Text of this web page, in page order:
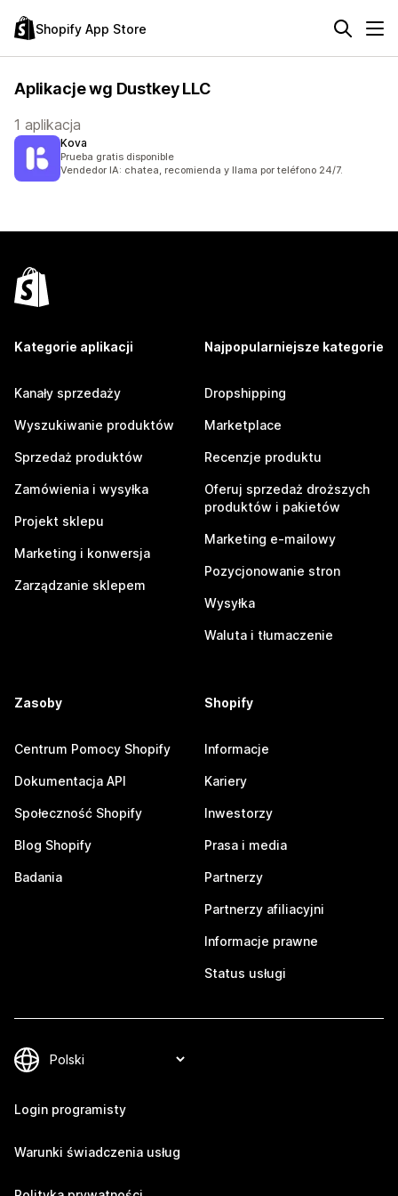
Shopify App Store
Aplikacje wg Dustkey LLC
1 aplikacja
Kova
Prueba gratis disponible
Vendedor IA: chatea, recomienda y llama por teléfono 24/7.
Kategorie aplikacji
Kanały sprzedaży
Wyszukiwanie produktów
Sprzedaż produktów
Zamówienia i wysyłka
Projekt sklepu
Marketing i konwersja
Zarządzanie sklepem
Najpopularniejsze kategorie
Dropshipping
Marketplace
Recenzje produktu
Oferuj sprzedaż droższych
produktów i pakietów
Marketing e-mailowy
Pozycjonowanie stron
Wysyłka
Waluta i tłumaczenie
Zasoby
Centrum Pomocy Shopify
Dokumentacja API
Społeczność Shopify
Blog Shopify
Badania
Shopify
Informacje
Kariery
Inwestorzy
Prasa i media
Partnerzy
Partnerzy afiliacyjni
Informacje prawne
Status usługi
Login programisty
Warunki świadczenia usług